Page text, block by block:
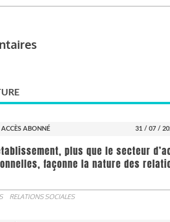
ACCÈS ABONNÉ 31 / 07 /
plus que le secteur
façonne la nature des
RELATIONS SOCIALES